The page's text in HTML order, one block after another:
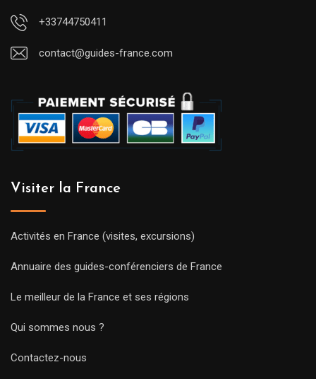
+33744750411
contact@guides-france.com
Visiter la France
Activités en France (visites, excursions)
Annuaire des guides-conférenciers de France
Le meilleur de la France et ses régions
Qui sommes nous ?
Contactez-nous